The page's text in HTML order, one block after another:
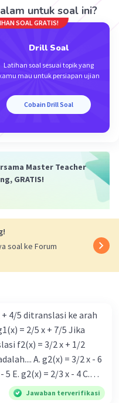
untuk soal ini?
SOAL GRATIS!
Drill Soal
Latihan soal sesuai topik yang
mau untuk persiapan ujian
Cobain Drill Soal
Master Teacher
GRATIS!
soal ke Forum
4/5 ditranslasi ke arah
= 2/5 x + 7/5 Jika
f2(x) = 3/2 x + 1/2
A. g2(x) = 3/2 x - 6
Jawaban terverifikasi